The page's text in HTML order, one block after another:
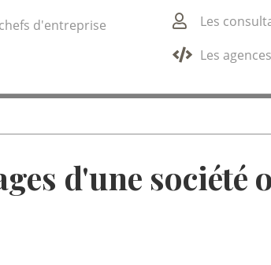
d'entreprise
Les
Les
d'une société